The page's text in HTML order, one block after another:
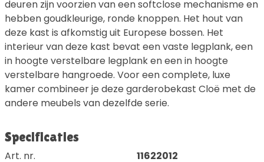
deuren zijn voorzien van een softclose mechanisme en
hebben goudkleurige, ronde knoppen. Het hout van
deze kast is afkomstig uit Europese bossen. Het
interieur van deze kast bevat een vaste legplank, een
in hoogte verstelbare legplank en een in hoogte
verstelbare hangroede. Voor een complete, luxe
kamer combineer je deze garderobekast Cloë met de
andere meubels van dezelfde serie.
Specificaties
Art. nr.
11622012